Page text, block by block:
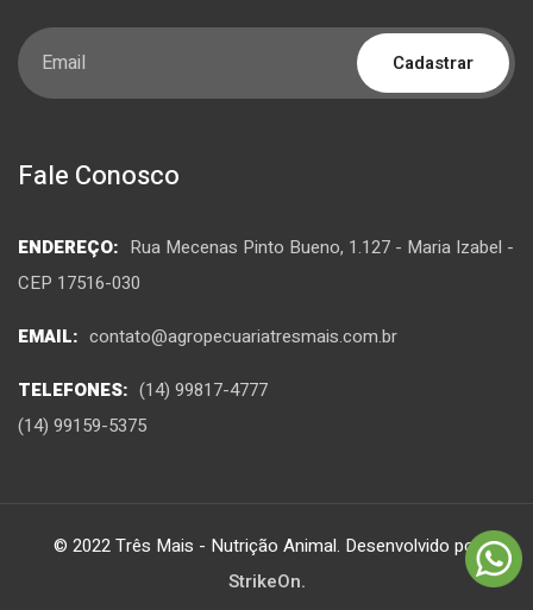
Cadastrar
Fale Conosco
ENDEREÇO: Rua Mecenas Pinto Bueno, 1.127 - Maria Izabel -
CEP 17516-030
EMAIL: contato@agropecuariatresmais.com.br
TELEFONES: (14) 99817-4777
(14) 99159-5375
© 2022 Três Mais - Nutrição Animal. Desenvolvido por
StrikeOn.